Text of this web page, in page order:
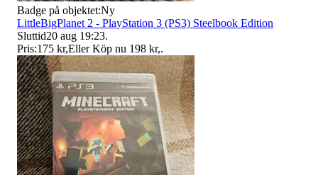
Badge på objektet:Ny
LittleBigPlanet 2 - PlayStation 3 (PS3) Steelbook Edition
Sluttid20 aug 19:23.
Pris:175 kr,Eller Köp nu 198 kr,.